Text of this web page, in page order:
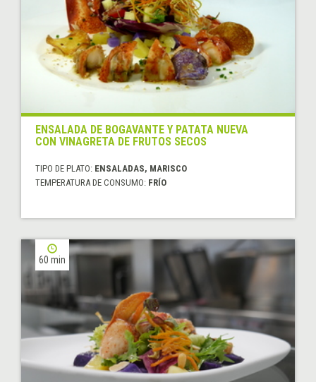
ENSALADA DE BOGAVANTE Y PATATA NUEVA
CON VINAGRETA DE FRUTOS SECOS
TIPO DE PLATO: ENSALADAS, MARISCO
TEMPERATURA DE CONSUMO: FRÍO
60 min